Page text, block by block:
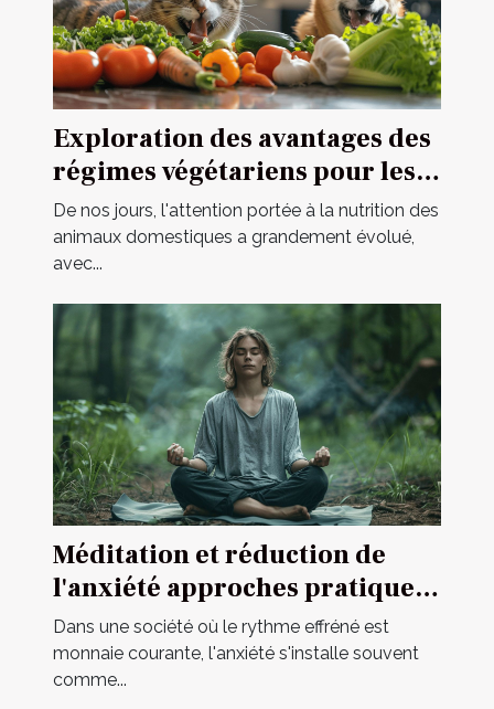
Exploration des avantages des
régimes végétariens pour les
animaux domestiques
De nos jours, l'attention portée à la nutrition des
animaux domestiques a grandement évolué,
avec...
Méditation et réduction de
l'anxiété approches pratiques
pour un esprit apaisé
Dans une société où le rythme effréné est
monnaie courante, l'anxiété s'installe souvent
comme...